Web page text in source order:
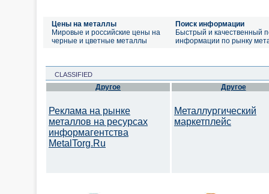
Цены на металлы
Мировые и российские цены на
черные и цветные металлы
Поиск информации
Быстрый и качественный
информации по рынку
CLASSIFIED
Другое
Реклама на рынке
металлов на ресурсах
информагентства
MetalTorg.Ru
Другое
Металлургический
маркетплейс